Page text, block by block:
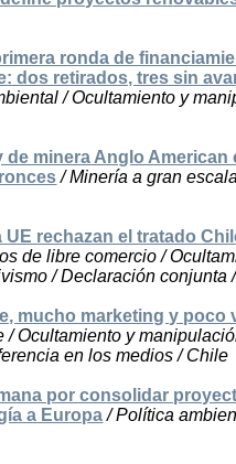
ronda de
dos retirados, tres sin
/ Ocultamiento y
de minera Anglo
/ Minería a gran
UE rechazan el tratado
de libre comercio /
/ Declaración conjunta
mucho marketing y poco
/ Ocultamiento y
en los medios / Chile
por consolidar
a Europa/ Política